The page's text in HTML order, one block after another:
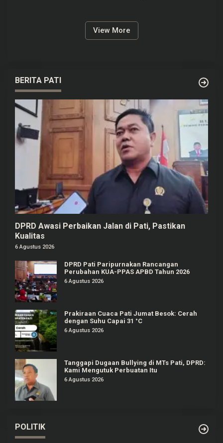
View More
BERITA PATI
DPRD Awasi Perbaikan Jalan di Pati, Pastikan
Kualitas
6 Agustus 2026
DPRD Pati Paripurnakan Rancangan
Perubahan KUA-PPAS APBD Tahun 2026
6 Agustus 2026
Prakiraan Cuaca Pati Jumat Besok: Cerah
dengan Suhu Capai 31 °C
6 Agustus 2026
Tanggapi Dugaan Bullying di MTs Pati, DPRD:
Kami Mengutuk Perbuatan Itu
6 Agustus 2026
POLITIK